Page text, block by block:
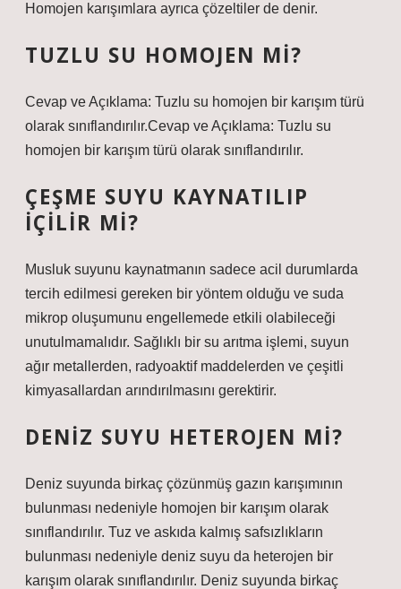
Homojen karışımlara ayrıca çözeltiler de denir.
TUZLU SU HOMOJEN MI?
Cevap ve Açıklama: Tuzlu su homojen bir karışım türü
olarak sınıflandırılır.Cevap ve Açıklama: Tuzlu su
homojen bir karışım türü olarak sınıflandırılır.
ÇEŞME SUYU KAYNATILIP
IÇILIR MI?
Musluk suyunu kaynatmanın sadece acil durumlarda
tercih edilmesi gereken bir yöntem olduğu ve suda
mikrop oluşumunu engellemede etkili olabileceği
unutulmamalıdır. Sağlıklı bir su arıtma işlemi, suyun
ağır metallerden, radyoaktif maddelerden ve çeşitli
kimyasallardan arındırılmasını gerektirir.
DENIZ SUYU HETEROJEN MI?
Deniz suyunda birkaç çözünmüş gazın karışımının
bulunması nedeniyle homojen bir karışım olarak
sınıflandırılır. Tuz ve askıda kalmış safsızlıkların
bulunması nedeniyle deniz suyu da heterojen bir
karışım olarak sınıflandırılır. Deniz suyunda birkaç